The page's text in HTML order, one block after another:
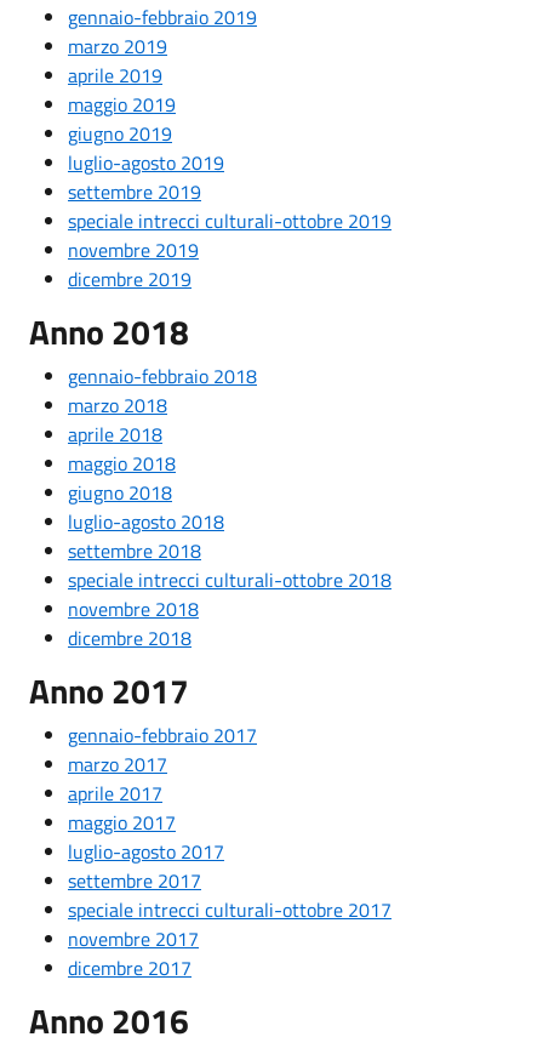
gennaio-febbraio 2019
marzo 2019
aprile 2019
maggio 2019
giugno 2019
luglio-agosto 2019
settembre 2019
speciale intrecci culturali-ottobre 2019
novembre 2019
dicembre 2019
Anno 2018
gennaio-febbraio 2018
marzo 2018
aprile 2018
maggio 2018
giugno 2018
luglio-agosto 2018
settembre 2018
speciale intrecci culturali-ottobre 2018
novembre 2018
dicembre 2018
Anno 2017
gennaio-febbraio 2017
marzo 2017
aprile 2017
maggio 2017
luglio-agosto 2017
settembre 2017
speciale intrecci culturali-ottobre 2017
novembre 2017
dicembre 2017
Anno 2016